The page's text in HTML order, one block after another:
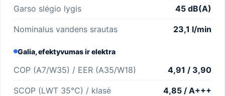
Garso slėgio lygis 45 dB(A)
Nominalus vandens srautas 23,1 l/min
Galia, efektyvumas ir elektra
COP (A7/W35) / EER (A35/W18) 4,91 / 3,90
SCOP (LWT 35°C) / klasė 4,85 / A+++